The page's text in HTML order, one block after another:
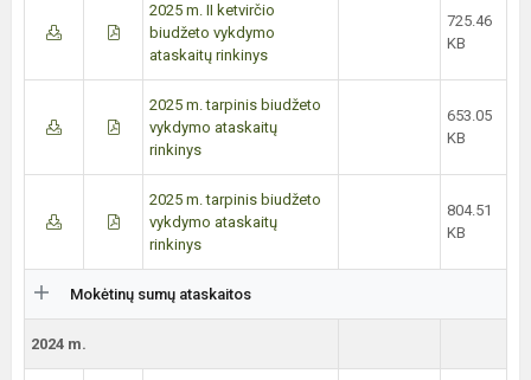
2025 m. II ketvirčio
biudžeto vykdymo
ataskaitų rinkinys
725.46
KB
2025 m. tarpinis biudžeto
vykdymo ataskaitų
rinkinys
653.05
KB
2025 m. tarpinis biudžeto
vykdymo ataskaitų
rinkinys
804.51
KB
Mokėtinų sumų ataskaitos
2024 m.